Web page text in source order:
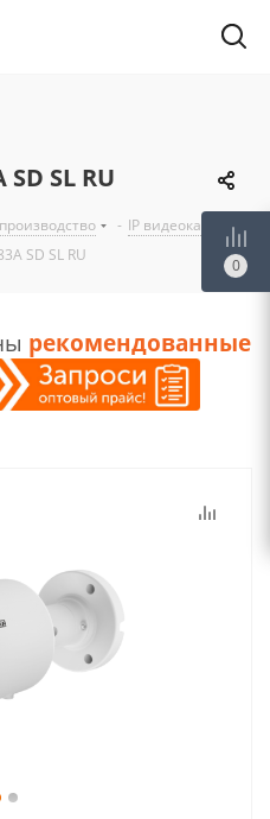
SD SL RU
- IP видеокамеры
SD SL RU
рекомендованные
0